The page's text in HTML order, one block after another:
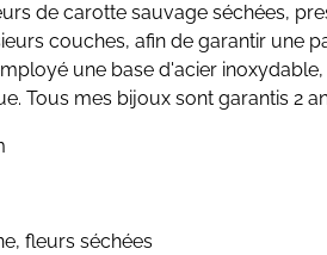
de carotte sauvage séchées,
couches, afin de garantir une
une base d'acier
Tous mes bijoux sont garantis 2
fleurs séchées